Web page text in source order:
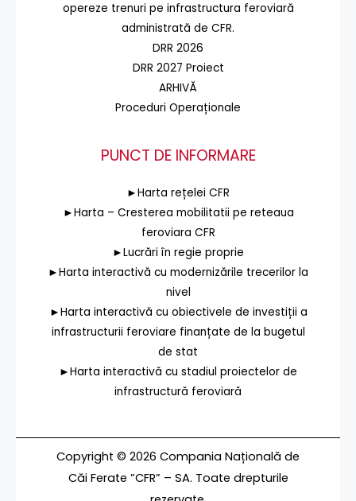
opereze trenuri pe infrastructura feroviară
administrată de CFR.
DRR 2026
DRR 2027 Proiect
ARHIVĂ
Proceduri Operaționale
PUNCT DE INFORMARE
►Harta rețelei CFR
►Harta – Cresterea mobilitatii pe reteaua
feroviara CFR
►Lucrări în regie proprie
►Harta interactivă cu modernizările trecerilor la
nivel
►Harta interactivă cu obiectivele de investiții a
infrastructurii feroviare finanțate de la bugetul
de stat
►Harta interactivă cu stadiul proiectelor de
infrastructură feroviară
Copyright © 2026 Compania Națională de
Căi Ferate ”CFR” – SA. Toate drepturile